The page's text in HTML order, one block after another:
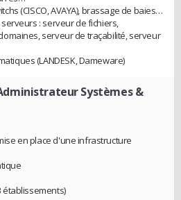
(CISCO, AVAYA), brassage de baies…
: serveur de fichiers,
serveur de traçabilité, serveur
(LANDESK, Dameware)
Systèmes &
en place d'une infrastructure
établissements)